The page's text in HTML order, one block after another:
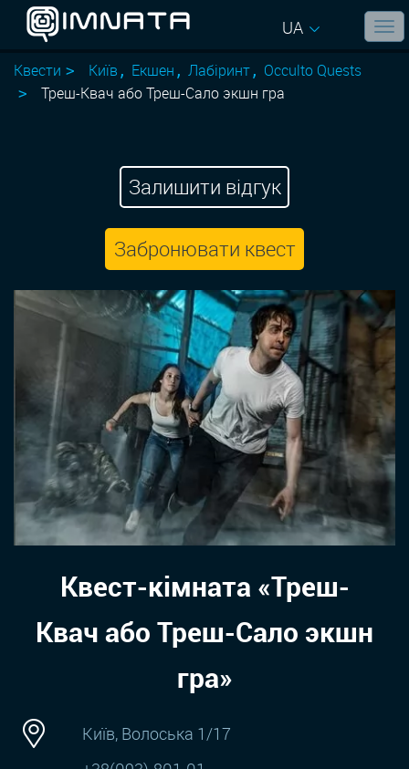
UA
Квести Київ Екшен Лабіринт
Occulto Quests
Треш-Квач або Треш-Сало экшн гра
Залишити відгук
Забронювати квест
Квест-кімната «Треш-
Квач або Треш-Сало экшн
гра»
Київ, Волоська 1/17